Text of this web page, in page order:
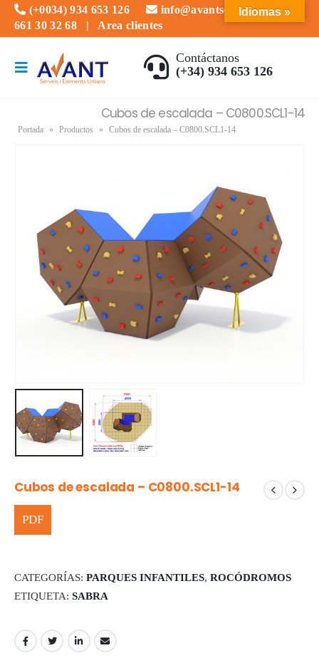
(+0034) 934 653 126
info@avantserveis.com
661 30 32 68 | Area clientes
Contáctanos
(+34) 934 653 126
Cubos de escalada – C0800.SCL1-14
Portada » Productos » Cubos de escalada – C0800.SCL1-14
Cubos de escalada – C0800.SCL1-14
CATEGORÍAS: PARQUES INFANTILES, ROCÓDROMOS
ETIQUETA: SABRA
Idiomas »